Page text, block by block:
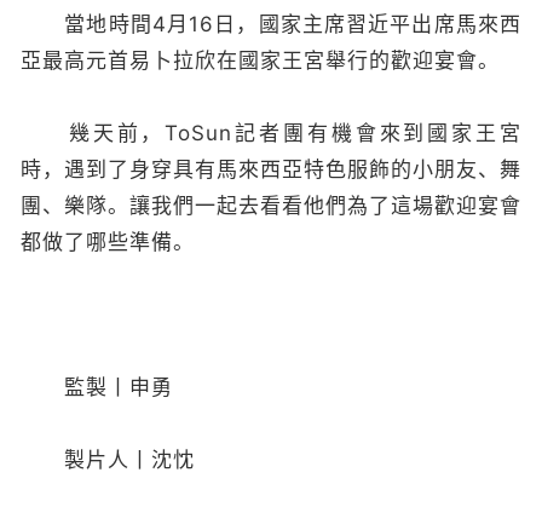
當地時間4月16日，國家主席習近平出席馬來西
亞最高元首易卜拉欣在國家王宮舉行的歡迎宴會。
幾天前，ToSun記者團有機會來到國家王宮
時，遇到了身穿具有馬來西亞特色服飾的小朋友、舞
團、樂隊。讓我們一起去看看他們為了這場歡迎宴會
都做了哪些準備。
監製丨申勇
製片人丨沈忱